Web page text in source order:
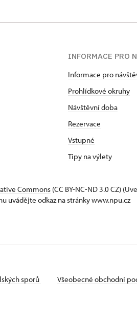
INFORMACE PRO
Informace pro
Prohlídkové okruhy
Návštěvní doba
Rezervace
Vstupné
Tipy na výlety
Commons (CC BY-NC-ND 3.0 CZ)
uvádějte odkaz na stránky www.npu.cz
sporů Všeobecné obchodní